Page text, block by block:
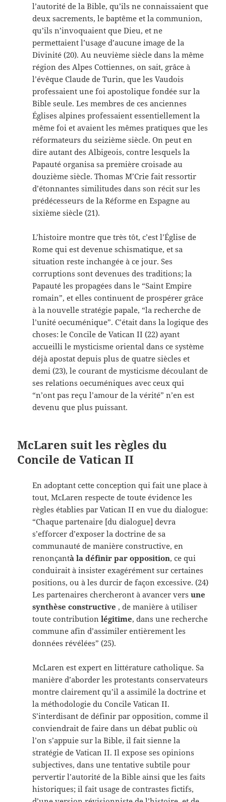
l’autorité de la Bible, qu’ils ne connaissaient que
deux sacrements, le baptême et la communion,
qu’ils n’invoquaient que Dieu, et ne
permettaient l’usage d’aucune image de la
Divinité (20). Au neuvième siècle dans la même
région des Alpes Cottiennes, on sait, grâce à
l’évêque Claude de Turin, que les Vaudois
professaient une foi apostolique fondée sur la
Bible seule. Les membres de ces anciennes
Églises alpines professaient essentiellement la
même foi et avaient les mêmes pratiques que les
réformateurs du seizième siècle. On peut en
dire autant des Albigeois, contre lesquels la
Papauté organisa sa première croisade au
douzième siècle. Thomas M’Crie fait ressortir
d’étonnantes similitudes dans son récit sur les
prédécesseurs de la Réforme en Espagne au
sixième siècle (21).
L’histoire montre que très tôt, c’est l’Église de
Rome qui est devenue schismatique, et sa
situation reste inchangée à ce jour. Ses
corruptions sont devenues des traditions; la
Papauté les propagées dans le “Saint Empire
romain”, et elles continuent de prospérer grâce
à la nouvelle stratégie papale, “la recherche de
l’unité oecuménique”. C’était dans la logique des
choses: le Concile de Vatican II (22) ayant
accueilli le mysticisme oriental dans ce système
déjà apostat depuis plus de quatre siècles et
demi (23), le courant de mysticisme découlant de
ses relations oecuméniques avec ceux qui
“n’ont pas reçu l’amour de la vérité” n’en est
devenu que plus puissant.
McLaren suit les règles du
Concile de Vatican II
En adoptant cette conception qui fait une place à
tout, McLaren respecte de toute évidence les
règles établies par Vatican II en vue du dialogue:
“Chaque partenaire [du dialogue] devra
s’efforcer d’exposer la doctrine de sa
communauté de manière constructive, en
renonçantà la définir par opposition, ce qui
conduirait à insister exagérément sur certaines
positions, ou à les durcir de façon excessive. (24)
Les partenaires chercheront à avancer versune
synthèse constructive , de manière à utiliser
toute contributionlégitime, dans une recherche
commune afin d’assimiler entièrement les
données révélées” (25).
McLaren est expert en littérature catholique. Sa
manière d’aborder les protestants conservateurs
montre clairement qu’il a assimilé la doctrine et
la méthodologie du Concile Vatican II.
S’interdisant de définir par opposition, comme il
conviendrait de faire dans un débat public où
l’on s’appuie sur la Bible, il fait sienne la
stratégie de Vatican II. Il expose ses opinions
subjectives, dans une tentative subtile pour
pervertir l’autorité de la Bible ainsi que les faits
historiques; il fait usage de contrastes fictifs,